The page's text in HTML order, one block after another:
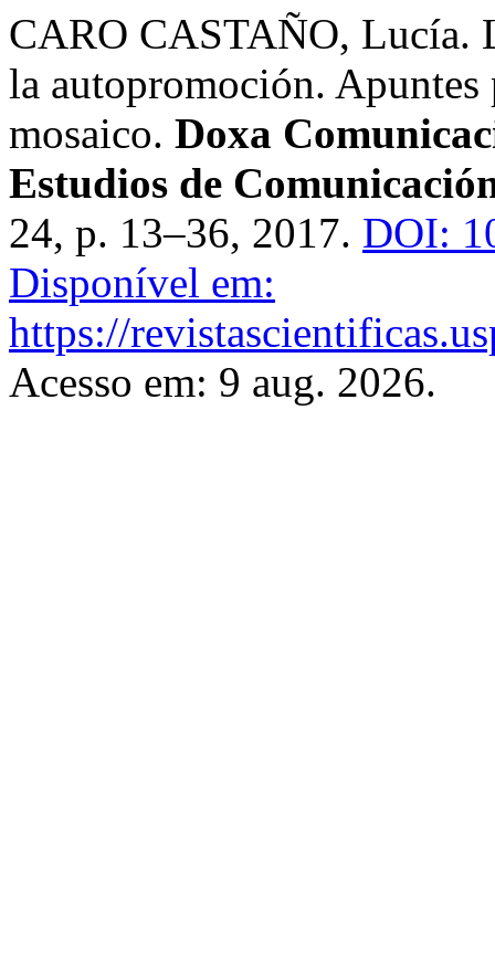
CARO CASTAÑO, Lucía.
la autopromoción.
mosaico. Doxa
Estudios de
24, p. 13–36, 2017. DOI:
Disponível em:
https://
Acesso em: 9 aug. 2026.